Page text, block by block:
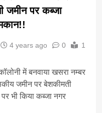
जमीन पर कब्जा
4 years ago 0
1
में बनवाया खसरा नम्बर
जमीन पर बेशकीमती
भी किया कब्जा नगर